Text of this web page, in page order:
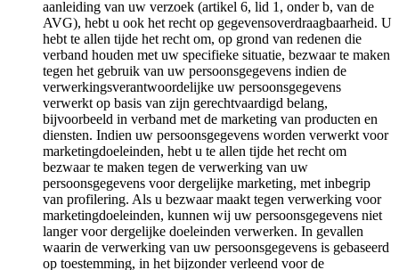
aanleiding van uw verzoek (artikel 6, lid 1, onder b, van de
AVG), hebt u ook het recht op gegevensoverdraagbaarheid. U
hebt te allen tijde het recht om, op grond van redenen die
verband houden met uw specifieke situatie, bezwaar te maken
tegen het gebruik van uw persoonsgegevens indien de
verwerkingsverantwoordelijke uw persoonsgegevens
verwerkt op basis van zijn gerechtvaardigd belang,
bijvoorbeeld in verband met de marketing van producten en
diensten. Indien uw persoonsgegevens worden verwerkt voor
marketingdoeleinden, hebt u te allen tijde het recht om
bezwaar te maken tegen de verwerking van uw
persoonsgegevens voor dergelijke marketing, met inbegrip
van profilering. Als u bezwaar maakt tegen verwerking voor
marketingdoeleinden, kunnen wij uw persoonsgegevens niet
langer voor dergelijke doeleinden verwerken. In gevallen
waarin de verwerking van uw persoonsgegevens is gebaseerd
op toestemming, in het bijzonder verleend voor de